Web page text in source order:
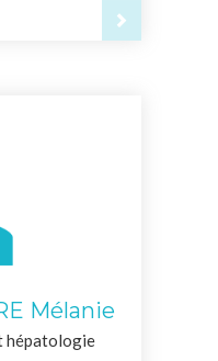
Mélanie
hépatologie